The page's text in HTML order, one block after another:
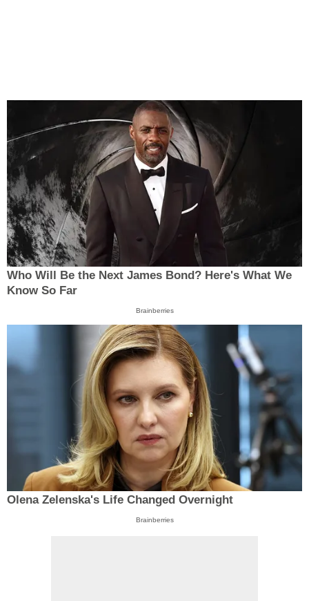
Who Will Be the Next James Bond? Here's What We
Know So Far
Brainberries
Olena Zelenska's Life Changed Overnight
Brainberries